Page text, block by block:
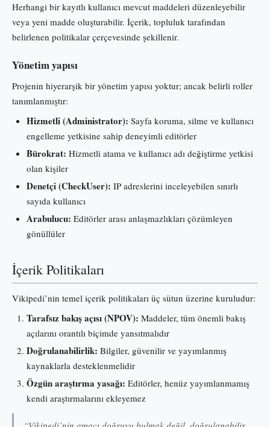
Herhangi bir kayıtlı kullanıcı mevcut maddeleri düzenleyebilir
veya yeni madde oluşturabilir. İçerik, topluluk tarafından
belirlenen politikalar çerçevesinde şekillenir.
Yönetim yapısı
Projenin hiyerarşik bir yönetim yapısı yoktur; ancak belirli roller
tanımlanmıştır:
Hizmetli (Administrator): Sayfa koruma, silme ve kullanıcı
engelleme yetkisine sahip deneyimli editörler
Bürokrat: Hizmetli atama ve kullanıcı adı değiştirme yetkisi
olan kişiler
Denetçi (CheckUser): IP adreslerini inceleyebilen sınırlı
sayıda kullanıcı
Arabulucu: Editörler arası anlaşmazlıkları çözümleyen
gönüllüler
İçerik Politikaları
Vikipedi’nin temel içerik politikaları üç sütun üzerine kuruludur:
Tarafsız bakış açısı (NPOV): Maddeler, tüm önemli bakış
açılarını orantılı biçimde yansıtmalıdır
Doğrulanabilirlik: Bilgiler, güvenilir ve yayımlanmış
kaynaklarla desteklenmelidir
Özgün araştırma yasağı: Editörler, henüz yayımlanmamış
kendi araştırmalarını ekleyemez